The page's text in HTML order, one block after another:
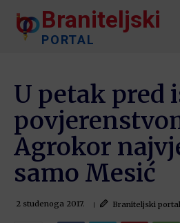
Braniteljski
PORTAL
U petak pred
Agrokor
samo Mesić
2 studenoga 2017. Braniteljski portal